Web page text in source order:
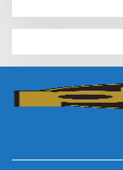
slot demo
slot gacor
slot gacor
dewa138